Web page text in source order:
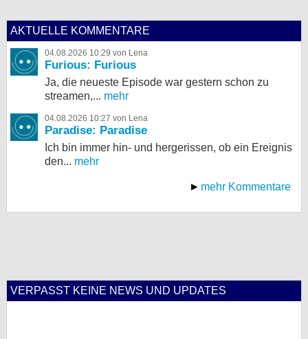
AKTUELLE KOMMENTARE
04.08.2026 10:29 von Lena
Furious: Furious
Ja, die neueste Episode war gestern schon zu
streamen,... mehr
04.08.2026 10:27 von Lena
Paradise: Paradise
Ich bin immer hin- und hergerissen, ob ein Ereignis
den... mehr
mehr Kommentare
VERPASST KEINE NEWS UND UPDATES